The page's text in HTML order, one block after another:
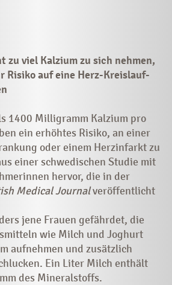
zu viel Kalzium zu sich nehmen,
Risiko auf eine Herz-Kreislauf-
1400 Milligramm Kalzium pro
ein erhöhtes Risiko, an einer
oder einem Herzinfarkt zu
einer schwedischen Studie mit
hervor, die in der
Medical Journalveröffentlicht
jene Frauen gefährdet, die
wie Milch und Joghurt
aufnehmen und zusätzlich
Ein Liter Milch enthält
des Mineralstoffs.